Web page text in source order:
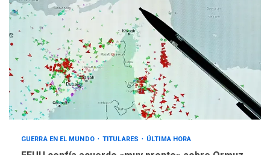
GUERRA EN EL MUNDO TITULARES ÚLTIMA HORA